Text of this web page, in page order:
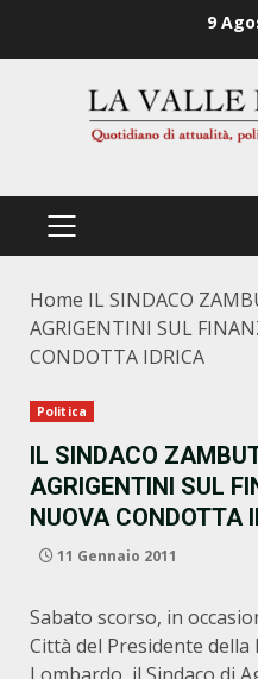
9
PRIMÄRES
Home IL SINDACO
AGRIGENTINI SUL
CONDOTTA IDRICA
Politica
IL SINDACO
AGRIGENTINI SUL
NUOVA CONDOTTA
11 Gennaio 2011
Sabato scorso, in
Città del Presidente della